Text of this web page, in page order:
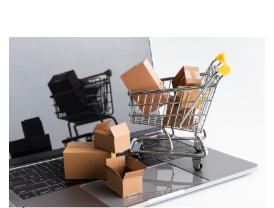
Good health & Well-being
Green Innovation & SD
Management & HR
MGR Live
• Infographic
• การเมือง
• ท่องเที่ยว
• กีฬา